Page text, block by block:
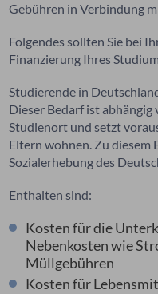
Gebühren in Verbindung
Folgendes sollten Sie bei
Finanzierung Ihres
Studierende in
Dieser Bedarf ist abhängig
Studienort und setzt
Eltern wohnen. Zu diesem
Sozialerhebung des
Enthalten sind:
Kosten für die
Nebenkosten wie
Müllgebühren
Kosten für